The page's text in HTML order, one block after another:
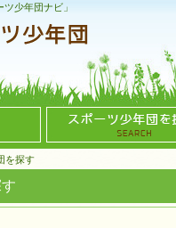
少年団ナビ」
を探す